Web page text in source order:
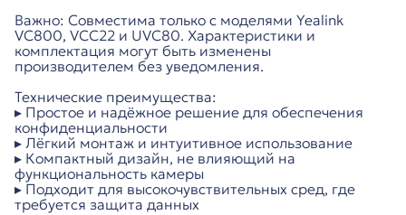
Важно: Совместима только с моделями Yealink
VC800, VCC22 и UVC80. Характеристики и
комплектация могут быть изменены
производителем без уведомления.
Технические преимущества:
▸ Простое и надёжное решение для обеспечения
конфиденциальности
▸ Лёгкий монтаж и интуитивное использование
▸ Компактный дизайн, не влияющий на
функциональность камеры
▸ Подходит для высокочувствительных сред, где
требуется защита данных